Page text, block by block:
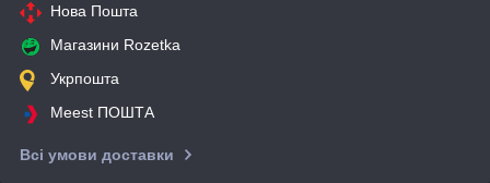
Нова Пошта
Магазини Rozetka
Укрпошта
Meest ПОШТА
Всі умови доставки